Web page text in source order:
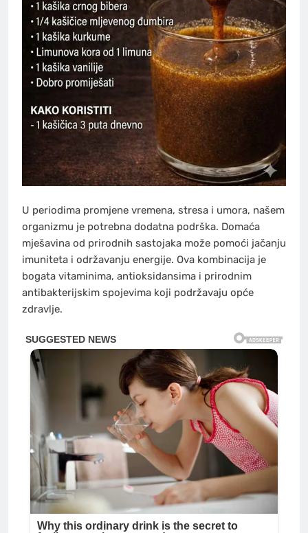
U periodima promjene vremena, stresa i umora, našem
organizmu je potrebna dodatna podrška. Domaća
mješavina od prirodnih sastojaka može pomoći jačanju
imuniteta i održavanju energije. Ova kombinacija je
bogata vitaminima, antioksidansima i prirodnim
antibakterijskim spojevima koji podržavaju opće
zdravlje.